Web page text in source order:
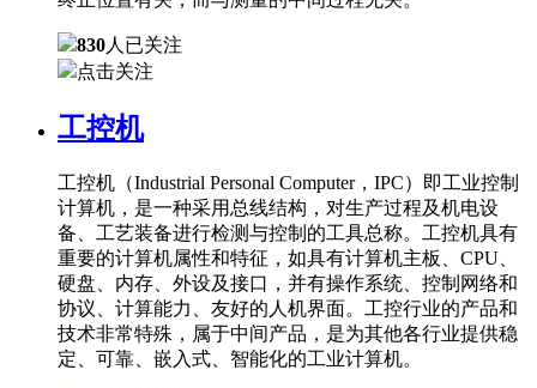
830人已关注
点击关注
工控机
工控机（Industrial Personal Computer，IPC）即工业控制
计算机，是一种采用总线结构，对生产过程及机电设
备、工艺装备进行检测与控制的工具总称。工控机具有
重要的计算机属性和特征，如具有计算机主板、CPU、
硬盘、内存、外设及接口，并有操作系统、控制网络和
协议、计算能力、友好的人机界面。工控行业的产品和
技术非常特殊，属于中间产品，是为其他各行业提供稳
定、可靠、嵌入式、智能化的工业计算机。